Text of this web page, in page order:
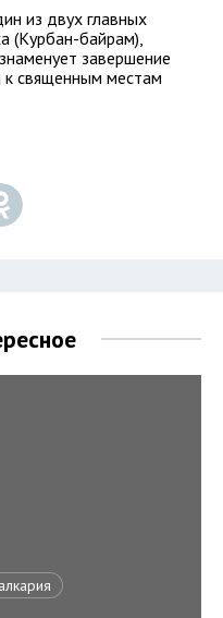
из двух главных
(Курбан-байрам),
завершение
священным местам